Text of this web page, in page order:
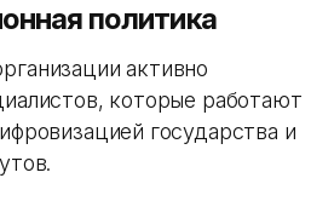
политика
активно
которые работают
государства и